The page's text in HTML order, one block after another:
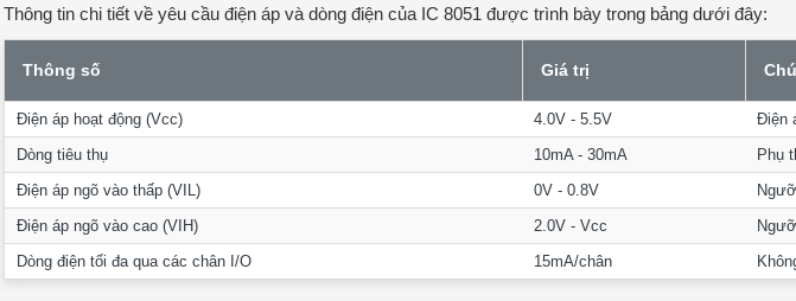
Thông tin chi tiết về yêu cầu điện áp và dòng điện của IC 8051 được trình bày trong bảng dưới đây:
Thông số Giá trị
Điện áp hoạt động (Vcc) 4.0V - 5.5V
Điện
Dòng tiêu thụ
10mA - 30mA
Phụ
Điện áp ngõ vào thấp (VIL)
0V - 0.8V
Điện áp ngõ vào cao (VIH)
2.0V - Vcc
Dòng điện tối đa qua các chân I/O
15mA/chân